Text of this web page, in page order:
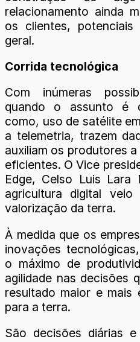
relacionamento ainda
os clientes,
geral.
Corrida tecnológica
Com inúmeras
quando o assunto é
como, uso de satélite
a telemetria, trazem
auxiliam os produtores
eficientes. O Vice
Edge, Celso Luis
agricultura digital
valorização da terra.
À medida que os
inovações
o máximo de
agilidade nas decisões
resultado maior e
para a terra.
São decisões diárias